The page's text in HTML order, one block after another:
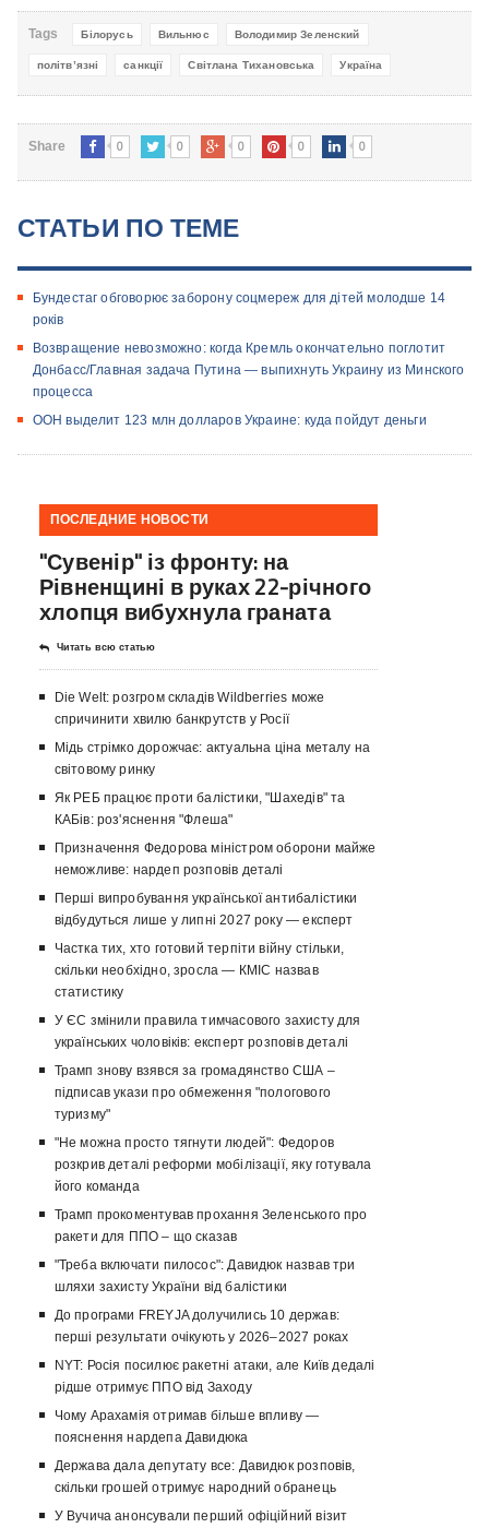
Tags Білорусь Вильнюс Володимир Зеленский
політв’язні санкції Світлана Тихановська Україна
Share 0 0 0 0 0
СТАТЬИ ПО ТЕМЕ
Бундестаг обговорює заборону соцмереж для дітей молодше 14
років
Возвращение невозможно: когда Кремль окончательно поглотит
Донбасс/Главная задача Путина — выпихнуть Украину из Минского
процесса
ООН выделит 123 млн долларов Украине: куда пойдут деньги
ПОСЛЕДНИЕ НОВОСТИ
"Сувенір" із фронту: на
Рівненщині в руках 22-річного
хлопця вибухнула граната
Читать всю статью
Die Welt: розгром складів Wildberries може
спричинити хвилю банкрутств у Росії
Мідь стрімко дорожчає: актуальна ціна металу на
світовому ринку
Як РЕБ працює проти балістики, "Шахедів" та
КАБів: роз'яснення "Флеша"
Призначення Федорова міністром оборони майже
неможливе: нардеп розповів деталі
Перші випробування української антибалістики
відбудуться лише у липні 2027 року — експерт
Частка тих, хто готовий терпіти війну стільки,
скільки необхідно, зросла — КМІС назвав
статистику
У ЄС змінили правила тимчасового захисту для
українських чоловіків: експерт розповів деталі
Трамп знову взявся за громадянство США –
підписав укази про обмеження "пологового
туризму"
"Не можна просто тягнути людей": Федоров
розкрив деталі реформи мобілізації, яку готувала
його команда
Трамп прокоментував прохання Зеленського про
ракети для ППО – що сказав
"Треба включати пилосос": Давидюк назвав три
шляхи захисту України від балістики
До програми FREYJA долучились 10 держав:
перші результати очікують у 2026–2027 роках
NYT: Росія посилює ракетні атаки, але Київ дедалі
рідше отримує ППО від Заходу
Чому Арахамія отримав більше впливу —
пояснення нардепа Давидюка
Держава дала депутату все: Давидюк розповів,
скільки грошей отримує народний обранець
У Вучича анонсували перший офіційний візит